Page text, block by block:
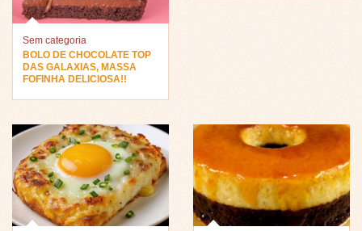
Sem categoria
BOLO DE CHOCOLATE TOP
DAS GALAXIAS, MASSA
FOFINHA DELICIOSA!!